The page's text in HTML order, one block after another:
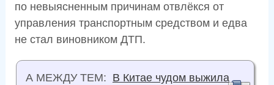
по невыясненным причинам отвлёкся от
управления транспортным средством и едва
не стал виновником ДТП.
А МЕЖДУ ТЕМ: В Китае чудом выжила